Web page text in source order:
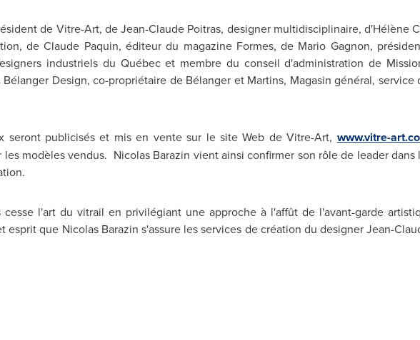
de Vitre-Art, de Jean-Claude Poitras, designer multidisciplinaire, d'Hélène
deClaude Paquin, éditeur du magazine Formes, de Mario Gagnon,
industriels du Québec et membre du conseil d'administration de
Design, co-propriétaire de Bélanger et Martins, Magasin général, service
seront publicisés et mis en vente sur le site Web de Vitre-Art, www.vitre-
les modèles vendus. Nicolas Barazin vient ainsi confirmer son rôle de leader dans
l'art du vitrail en privilégiant une approche à l'affût de l'avant-garde
que Nicolas Barazin s'assure les services de création du designer Jean-